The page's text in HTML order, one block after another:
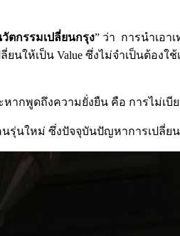
ตกรรมเปลี่ยนกรุง” ว่า การนำเอา
นให้เป็น Value ซึ่งไม่จำเป็นต้อ
ากพูดถึงความยั่งยืน คือ การไม่เ
รุ่นใหม่ ซึ่งปัจจุบันปัญหาการเปลี่